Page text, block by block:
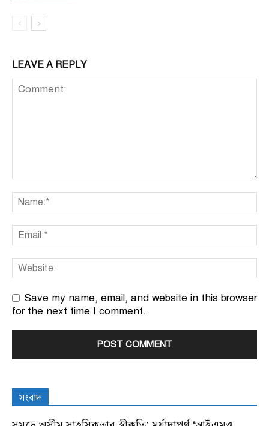
LEAVE A REPLY
Save my name, email, and website in this browser
for the next time I comment.
সংবাদ